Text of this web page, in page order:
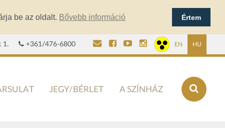
be az oldalt. Bővebb információ Értem
1. +361/476-6800 EN HU
JEGY/BÉRLET A SZÍNHÁZ